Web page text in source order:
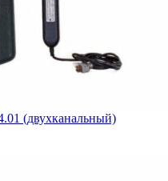
(двухканальный)